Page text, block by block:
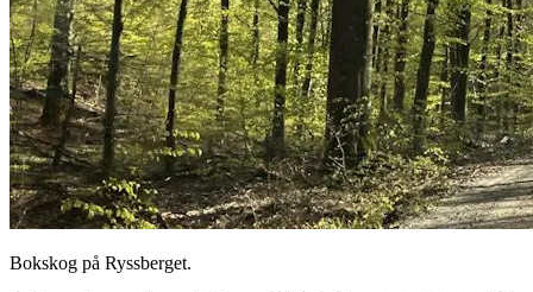
Bokskog på Ryssberget.